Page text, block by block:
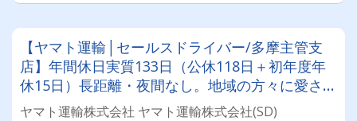
【ヤマト運輸│セールスドライバー/多摩主管支
店】年間休日実質133日（公休118日＋初年度年
休15日）長距離・夜間なし。地域の方々に愛され
るドライバー◎
ヤマト運輸株式会社 ヤマト運輸株式会社(SD)